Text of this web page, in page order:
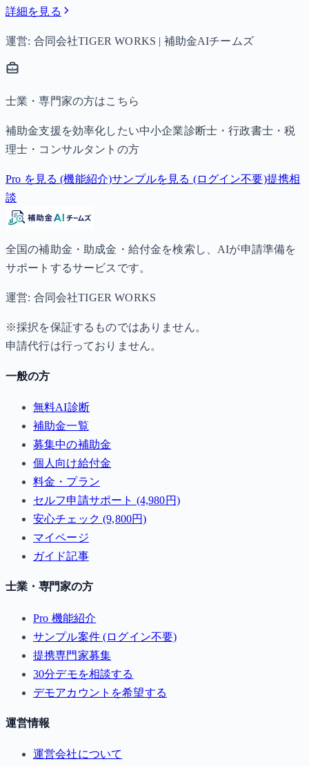
詳細を見る
運営: 合同会社TIGER WORKS | 補助金AIチームズ
士業・専門家の方はこちら
補助金支援を効率化したい中小企業診断士・行政書士・税
理士・コンサルタントの方
Pro を見る (機能紹介)サンプルを見る (ログイン不要)提携相
談
全国の補助金・助成金・給付金を検索し、AIが申請準備を
サポートするサービスです。
運営: 合同会社TIGER WORKS
※採択を保証するものではありません。
申請代行は行っておりません。
一般の方
無料AI診断
補助金一覧
募集中の補助金
個人向け給付金
料金・プラン
セルフ申請サポート (4,980円)
安心チェック (9,800円)
マイページ
ガイド記事
士業・専門家の方
Pro 機能紹介
サンプル案件 (ログイン不要)
提携専門家募集
30分デモを相談する
デモアカウントを希望する
運営情報
運営会社について